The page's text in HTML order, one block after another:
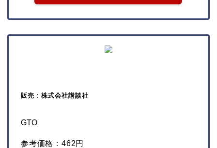
販売：株式会社講談社
GTO
参考価格：462円